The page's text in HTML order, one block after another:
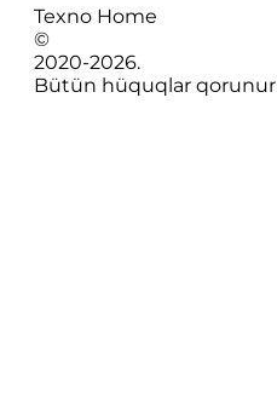
Texno Home
©
2020-2026.
Bütün hüquqlar qorunur